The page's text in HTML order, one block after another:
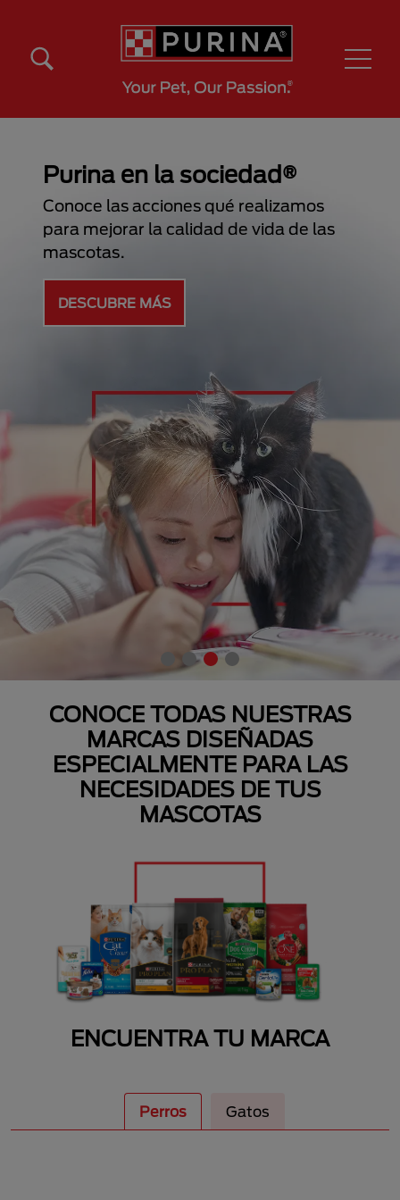
realizamos
vida de las
Conoce más
CONOCE TODAS NUESTRAS
MARCAS DISEÑADAS
ESPECIALMENTE PARA LAS
NECESIDADES DE TUS
MASCOTAS
ENCUENTRA TU MARCA
Perros Gatos